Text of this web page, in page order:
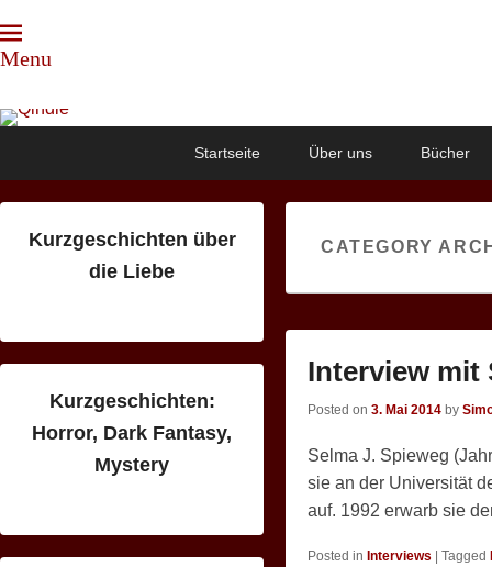
Menu
Qindie
Das Autorenkorrektiv
Startseite Über uns Bücher
CATEGORY
Interview mit
Posted on 3. Mai 2014 by
Selma J. Spieweg
sie an der Universität
auf. 1992 erwarb sie
Posted in Interviews | Tagged
Kurzgeschichten über
die Liebe
Kurzgeschichten:
Horror, Dark Fantasy,
Mystery